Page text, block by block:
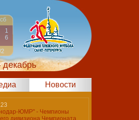
1
6
2
Новости
ЮМР" - Чемпионы
дивизиона Чемпионата